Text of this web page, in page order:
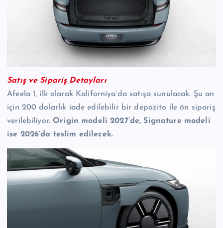
Satış ve Sipariş Detayları
Afeela 1, ilk olarak Kaliforniya’da satışa sunulacak. Şu an
için 200 dolarlık iade edilebilir bir depozito ile ön sipariş
verilebiliyor. Origin modeli 2027’de, Signature modeli
ise 2026’da teslim edilecek.